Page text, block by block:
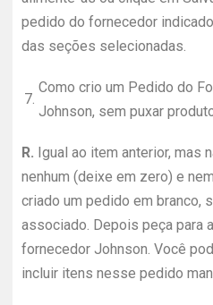
pedido do fornecedor
das seções selecionadas.
7.
Como crio um Pedido do
Johnson, sem puxar
R. Igual ao item anterior, mas
nenhum (deixe em zero) e
criado um pedido em branco,
associado. Depois peça para
fornecedor Johnson. Você
incluir itens nesse pedido